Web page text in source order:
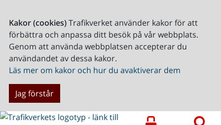
Kakor (cookies)Trafikverket använder kakor för att
förbättra och anpassa ditt besök på vår webbplats.
Genom att använda webbplatsen accepterar du
användandet av dessa kakor.
Läs mer om kakor och hur du avaktiverar dem
Jag förstår